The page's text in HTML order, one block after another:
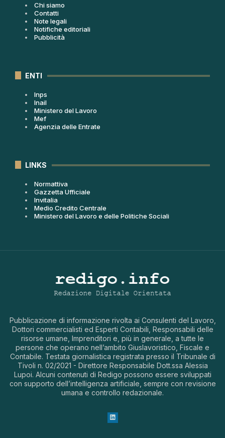
Chi siamo
Contatti
Note legali
Notifiche editoriali
Pubblicità
ENTI
Inps
Inail
Ministero del Lavoro
Mef
Agenzia delle Entrate
LINKS
Normattiva
Gazzetta Ufficiale
Invitalia
Medio Credito Centrale
Ministero del Lavoro e delle Politiche Sociali
Pubblicazione di informazione rivolta ai Consulenti del Lavoro,
Dottori commercialisti ed Esperti Contabili, Responsabili delle
risorse umane, Imprenditori e, più in generale, a tutte le
persone che operano nell’ambito Giuslavoristico, Fiscale e
Contabile. Testata giornalistica registrata presso il Tribunale di
Tivoli n. 02/2021 - Direttore Responsabile Dott.ssa Alessia
Lupoi. Alcuni contenuti di Redigo possono essere sviluppati
con supporto dell’intelligenza artificiale, sempre con revisione
umana e controllo redazionale.